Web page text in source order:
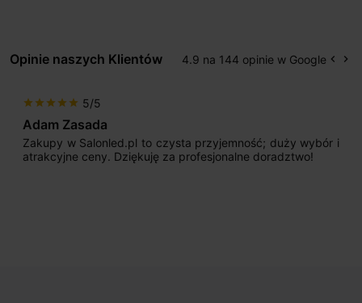
Opinie naszych Klientów 4.9 na 144 opinie w Google keyboard_arrow_left keyboard_arrow_right
5/5
to czysta przyjemność; duży wybór i
ceny. Dziękuję za profesjonalne doradztwo!
Jestem
początku